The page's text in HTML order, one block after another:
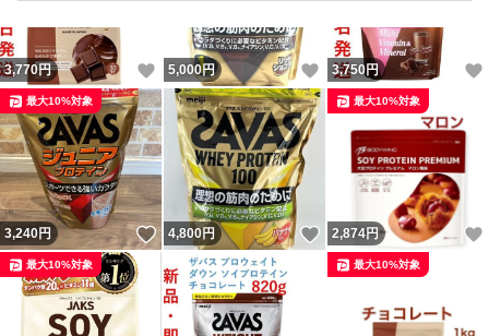
3,770円 いいね！
5,000円 いいね！
3,750円
3,240円 いいね！
最大10%対象
4,800円 いいね！
2,874円
最大10%対象
最大10%対象 最大10%対象